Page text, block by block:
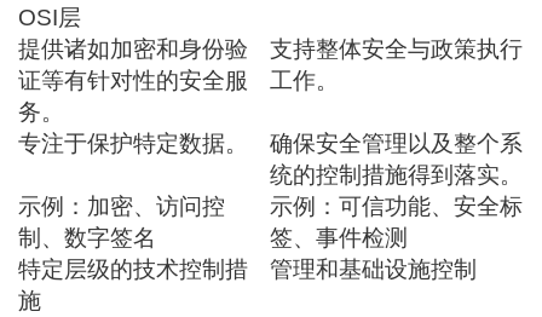
OSI层
提供诸如加密和身份验
证等有针对性的安全服
务。
支持整体安全与政策执行
工作。
专注于保护特定数据。
确保安全管理以及整个系
统的控制措施得到落实。
示例：加密、访问控
制、数字签名
示例：可信功能、安全标
签、事件检测
特定层级的技术控制措
施
管理和基础设施控制